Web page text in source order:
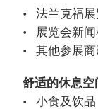
法兰克福
展览会新
其他参展
舒适的休息空
小食及饮品